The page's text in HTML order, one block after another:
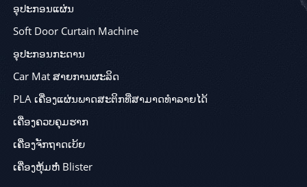
ອຸປະກອນແຜ່ນ
Soft Door Curtain Machine
ອຸປະກອນກະດານ
Car Mat ສາຍການຜະລິດ
PLA ເຄື່ອງແຜ່ນພາດສະຕິກທີ່ສາມາດທໍາລາຍໄດ້
ເຄື່ອງຄວບຄຸມຮາກ
ເຄື່ອງຈັກຖາດເບ້ຍ
ເຄື່ອງຫຸ້ມຫໍ່ Blister